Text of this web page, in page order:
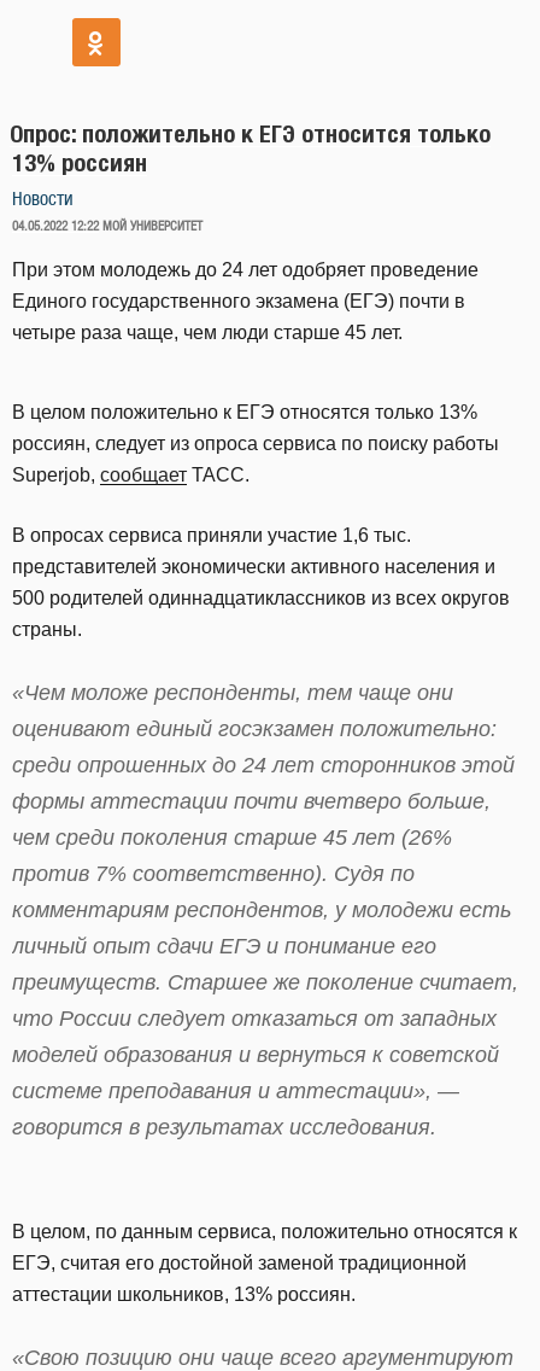
Опрос: положительно к ЕГЭ относится только
13% россиян
Новости
ОПУБЛИКОВАНО
04.05.2022 12:22 МОЙ УНИВЕРСИТЕТ
При этом молодежь до 24 лет одобряет проведение
Единого государственного экзамена (ЕГЭ) почти в
четыре раза чаще, чем люди старше 45 лет.
В целом положительно к ЕГЭ относятся только 13%
россиян, следует из опроса сервиса по поиску работы
Superjob, сообщает ТАСС.
В опросах сервиса приняли участие 1,6 тыс.
представителей экономически активного населения и
500 родителей одиннадцатиклассников из всех округов
страны.
«Чем моложе респонденты, тем чаще они
оценивают единый госэкзамен положительно:
среди опрошенных до 24 лет сторонников этой
формы аттестации почти вчетверо больше,
чем среди поколения старше 45 лет (26%
против 7% соответственно). Судя по
комментариям респондентов, у молодежи есть
личный опыт сдачи ЕГЭ и понимание его
преимуществ. Старшее же поколение считает,
что России следует отказаться от западных
моделей образования и вернуться к советской
системе преподавания и аттестации», —
говорится в результатах исследования.
В целом, по данным сервиса, положительно относятся к
ЕГЭ, считая его достойной заменой традиционной
аттестации школьников, 13% россиян.
«Свою позицию они чаще всего аргументируют